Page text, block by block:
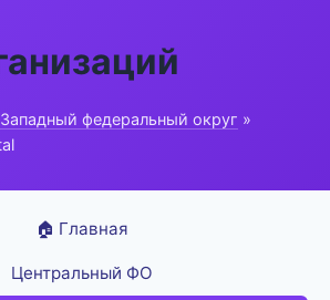
федеральный округ »
🏠 Главная
Центральный ФО